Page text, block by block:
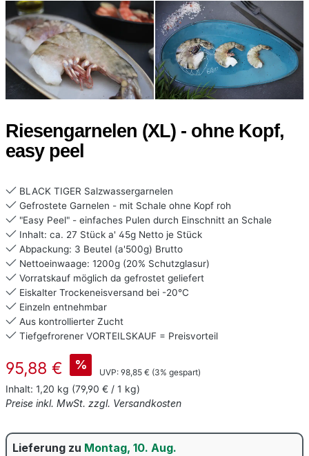
Riesengarnelen (XL) - ohne Kopf,
easy peel
BLACK TIGER Salzwassergarnelen
Gefrostete Garnelen - mit Schale ohne Kopf roh
"Easy Peel" - einfaches Pulen durch Einschnitt an Schale
Inhalt: ca. 27 Stück a' 45g Netto je Stück
Abpackung: 3 Beutel (a'500g) Brutto
Nettoeinwaage: 1200g (20% Schutzglasur)
Vorratskauf möglich da gefrostet geliefert
Eiskalter Trockeneisversand bei -20°C
Einzeln entnehmbar
Aus kontrollierter Zucht
Tiefgefrorener VORTEILSKAUF = Preisvorteil
Verkaufspreis:
95,88 € %
UVP: Regulärer Preis:
98,85 € (3% gespart)
Inhalt: 1,20 kg (79,90 € / 1 kg)
Preise inkl. MwSt. zzgl. Versandkosten
Lieferung zu Montag, 10. Aug.